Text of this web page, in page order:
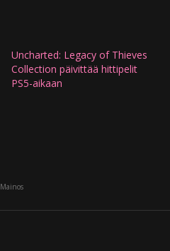
Uncharted: Legacy of Thieves
Collection päivittää hittipelit
PS5-aikaan
Mainos